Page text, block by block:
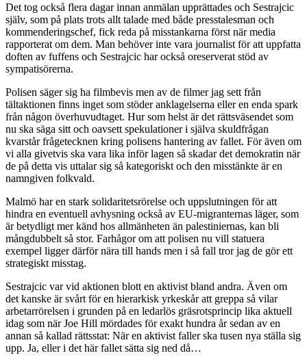
Det tog också flera dagar innan anmälan upprättades och Sestrajcic
själv, som på plats trots allt talade med både presstalesman och
kommenderingschef, fick reda på misstankarna först när media
rapporterat om dem. Man behöver inte vara journalist för att uppfatta
doften av fuffens och Sestrajcic har också oreserverat stöd av
sympatisörerna.
Polisen säger sig ha filmbevis men av de filmer jag sett från
tältaktionen finns inget som stöder anklagelserna eller en enda spark
från någon överhuvudtaget. Hur som helst är det rättsväsendet som
nu ska säga sitt och oavsett spekulationer i själva skuldfrågan
kvarstår frågetecknen kring polisens hantering av fallet. För även om
vi alla givetvis ska vara lika inför lagen så skadar det demokratin när
de på detta vis uttalar sig så kategoriskt och den misstänkte är en
namngiven folkvald.
Malmö har en stark solidaritetsrörelse och uppslutningen för att
hindra en eventuell avhysning också av EU-migranternas läger, som
är betydligt mer känd hos allmänheten än palestiniernas, kan bli
mångdubbelt så stor. Farhågor om att polisen nu vill statuera
exempel ligger därför nära till hands men i så fall tror jag de gör ett
strategiskt misstag.
Sestrajcic var vid aktionen blott en aktivist bland andra. Även om
det kanske är svårt för en hierarkisk yrkeskår att greppa så vilar
arbetarrörelsen i grunden på en ledarlös gräsrotsprincip lika aktuell
idag som när Joe Hill mördades för exakt hundra år sedan av en
annan så kallad rättsstat: När en aktivist faller ska tusen nya ställa sig
upp. Ja, eller i det här fallet sätta sig ned då…